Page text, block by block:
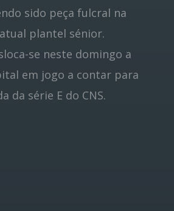
sido peça fulcral na
plantel sénior.
se neste domingo a
em jogo a contar para
da série E do CNS.